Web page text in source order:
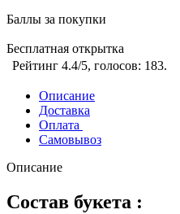
Баллы за покупки
Бесплатная открытка
Рейтинг 4.4/5, голосов: 183.
Описание
Доставка
Оплата
Самовывоз
Описание
Состав букета :